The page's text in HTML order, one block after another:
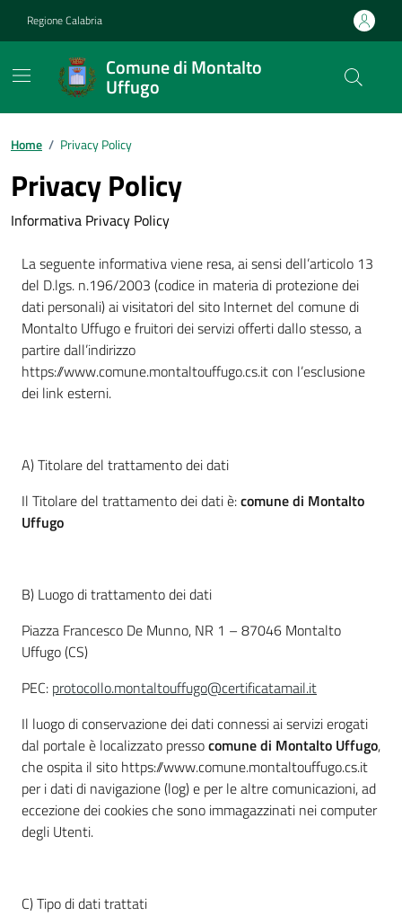
Regione Calabria
Comune di Montalto
Uffugo
Home / Privacy Policy
Privacy Policy
Informativa Privacy Policy
La seguente informativa viene resa, ai sensi dell’articolo 13
del D.lgs. n.196/2003 (codice in materia di protezione dei
dati personali) ai visitatori del sito Internet del comune di
Montalto Uffugo e fruitori dei servizi offerti dallo stesso, a
partire dall’indirizzo
https://www.comune.montaltouffugo.cs.it con l’esclusione
dei link esterni.
A) Titolare del trattamento dei dati
Il Titolare del trattamento dei dati è:comune di Montalto
Uffugo
B) Luogo di trattamento dei dati
Piazza Francesco De Munno, NR 1 – 87046 Montalto
Uffugo (CS)
PEC: protocollo.montaltouffugo@certificatamail.it
Il luogo di conservazione dei dati connessi ai servizi erogati
dal portale è localizzato pressocomune di Montalto Uffugo,
che ospita il sito https://www.comune.montaltouffugo.cs.it
per i dati di navigazione (log) e per le altre comunicazioni, ad
eccezione dei cookies che sono immagazzinati nei computer
degli Utenti.
C) Tipo di dati trattati